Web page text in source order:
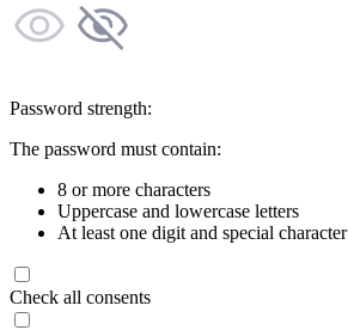
Password strength:
The password must contain:
8 or more characters
Uppercase and lowercase letters
At least one digit and special character
Check all consents